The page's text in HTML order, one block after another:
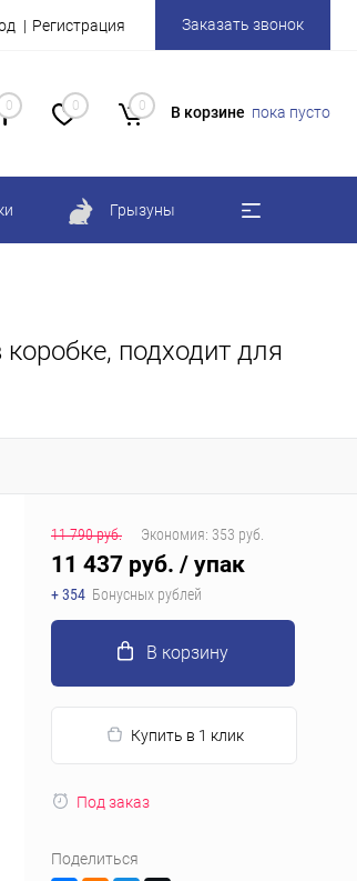
Регистрация Заказать звонок
0 0 0 В корзине пока пусто
Грызуны
подходит для
11 790 руб. Экономия: 353 руб.
11 437 руб. / упак
+ 354 Бонусных рублей
В корзину
Купить в 1 клик
Под заказ
Поделиться